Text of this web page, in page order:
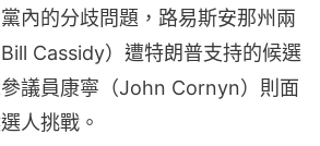
內的分歧問題，路易斯安那州兩
Cassidy）遭特朗普支持的候選
議員康寧（John Cornyn）則面
人挑戰。